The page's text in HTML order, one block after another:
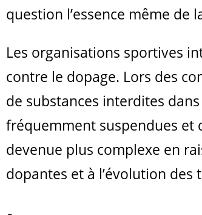
question l’essence même de
Les organisations sportives
contre le dopage. Lors des
de substances interdites
fréquemment suspendues et
devenue plus complexe en
dopantes et à l’évolution